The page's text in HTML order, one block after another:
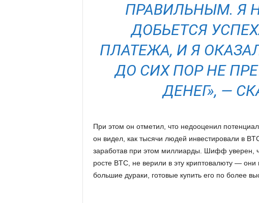
ПРАВИЛЬНЫМ. Я
ДОБЬЕТСЯ
ПЛАТЕЖА, И Я
ДО СИХ ПОР НЕ
ДЕНЕГ», —
При этом он отметил, что недооценил
он видел, как тысячи людей инвестировали в
заработав при этом миллиарды. Шифф уверен,
росте BTC, не верили в эту криптовалюту —
большие дураки, готовые купить его по более